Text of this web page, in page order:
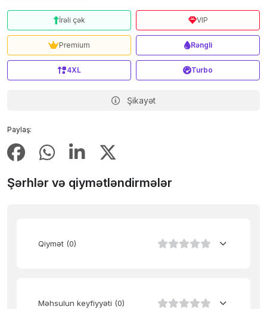
Paylaş:
İrəli çək VIP
Premium Rəngli
4XL Turbo
Şikayət
Şərhlər və qiymətləndirmələr
Qiymət (0)
Məhsulun keyfiyyəti (0)